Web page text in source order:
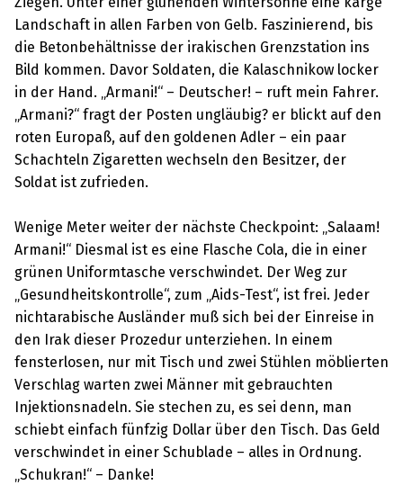
Landschaft in allen Farben von Gelb. Faszinierend, bis
die Betonbehältnisse der irakischen Grenzstation ins
Bild kommen. Davor Soldaten, die Kalaschnikow locker
in der Hand. „Armani!“ – Deutscher! – ruft mein Fahrer.
„Armani?“ fragt der Posten ungläubig? er blickt auf den
roten Europaß, auf den goldenen Adler – ein paar
Schachteln Zigaretten wechseln den Besitzer, der
Soldat ist zufrieden.
Wenige Meter weiter der nächste Checkpoint: „Salaam!
Armani!“ Diesmal ist es eine Flasche Cola, die in einer
grünen Uniformtasche verschwindet. Der Weg zur
„Gesundheitskontrolle“, zum „Aids-Test“, ist frei. Jeder
nichtarabische Ausländer muß sich bei der Einreise in
den Irak dieser Prozedur unterziehen. In einem
fensterlosen, nur mit Tisch und zwei Stühlen möblierten
Verschlag warten zwei Männer mit gebrauchten
Injektionsnadeln. Sie stechen zu, es sei denn, man
schiebt einfach fünfzig Dollar über den Tisch. Das Geld
verschwindet in einer Schublade – alles in Ordnung.
„Schukran!“ – Danke!